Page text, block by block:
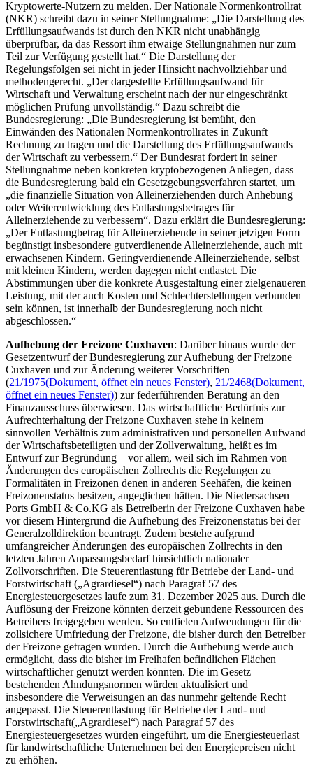
Kryptowerte-Nutzern zu melden. Der Nationale Normenkontrollrat
(NKR) schreibt dazu in seiner Stellungnahme: „Die Darstellung des
Erfüllungsaufwands ist durch den NKR nicht unabhängig
überprüfbar, da das Ressort ihm etwaige Stellungnahmen nur zum
Teil zur Verfügung gestellt hat.“ Die Darstellung der
Regelungsfolgen sei nicht in jeder Hinsicht nachvollziehbar und
methodengerecht. „Der dargestellte Erfüllungsaufwand für
Wirtschaft und Verwaltung erscheint nach der nur eingeschränkt
möglichen Prüfung unvollständig.“ Dazu schreibt die
Bundesregierung: „Die Bundesregierung ist bemüht, den
Einwänden des Nationalen Normenkontrollrates in Zukunft
Rechnung zu tragen und die Darstellung des Erfüllungsaufwands
der Wirtschaft zu verbessern.“ Der Bundesrat fordert in seiner
Stellungnahme neben konkreten kryptobezogenen Anliegen, dass
die Bundesregierung bald ein Gesetzgebungsverfahren startet, um
„die finanzielle Situation von Alleinerziehenden durch Anhebung
oder Weiterentwicklung des Entlastungsbetrages für
Alleinerziehende zu verbessern“. Dazu erklärt die Bundesregierung:
„Der Entlastungbetrag für Alleinerziehende in seiner jetzigen Form
begünstigt insbesondere gutverdienende Alleinerziehende, auch mit
erwachsenen Kindern. Geringverdienende Alleinerziehende, selbst
mit kleinen Kindern, werden dagegen nicht entlastet. Die
Abstimmungen über die konkrete Ausgestaltung einer zielgenaueren
Leistung, mit der auch Kosten und Schlechterstellungen verbunden
sein können, ist innerhalb der Bundesregierung noch nicht
abgeschlossen.“
Aufhebung der Freizone Cuxhaven: Darüber hinaus wurde der
Gesetzentwurf der Bundesregierung zur Aufhebung der Freizone
Cuxhaven und zur Änderung weiterer Vorschriften
(21/1975(Dokument, öffnet ein neues Fenster), 21/2468(Dokument,
öffnet ein neues Fenster)) zur federführenden Beratung an den
Finanzausschuss überwiesen. Das wirtschaftliche Bedürfnis zur
Aufrechterhaltung der Freizone Cuxhaven stehe in keinem
sinnvollen Verhältnis zum administrativen und personellen Aufwand
der Wirtschaftsbeteiligten und der Zollverwaltung, heißt es im
Entwurf zur Begründung – vor allem, weil sich im Rahmen von
Änderungen des europäischen Zollrechts die Regelungen zu
Formalitäten in Freizonen denen in anderen Seehäfen, die keinen
Freizonenstatus besitzen, angeglichen hätten. Die Niedersachsen
Ports GmbH & Co.KG als Betreiberin der Freizone Cuxhaven habe
vor diesem Hintergrund die Aufhebung des Freizonenstatus bei der
Generalzolldirektion beantragt. Zudem bestehe aufgrund
umfangreicher Änderungen des europäischen Zollrechts in den
letzten Jahren Anpassungsbedarf hinsichtlich nationaler
Zollvorschriften. Die Steuerentlastung für Betriebe der Land- und
Forstwirtschaft („Agrardiesel“) nach Paragraf 57 des
Energiesteuergesetzes laufe zum 31. Dezember 2025 aus. Durch die
Auflösung der Freizone könnten derzeit gebundene Ressourcen des
Betreibers freigegeben werden. So entfielen Aufwendungen für die
zollsichere Umfriedung der Freizone, die bisher durch den Betreiber
der Freizone getragen wurden. Durch die Aufhebung werde auch
ermöglicht, dass die bisher im Freihafen befindlichen Flächen
wirtschaftlicher genutzt werden könnten. Die im Gesetz
bestehenden Ahndungsnormen würden aktualisiert und
insbesondere die Verweisungen an das nunmehr geltende Recht
angepasst. Die Steuerentlastung für Betriebe der Land- und
Forstwirtschaft(„Agrardiesel“) nach Paragraf 57 des
Energiesteuergesetzes würden eingeführt, um die Energiesteuerlast
für landwirtschaftliche Unternehmen bei den Energiepreisen nicht
zu erhöhen.